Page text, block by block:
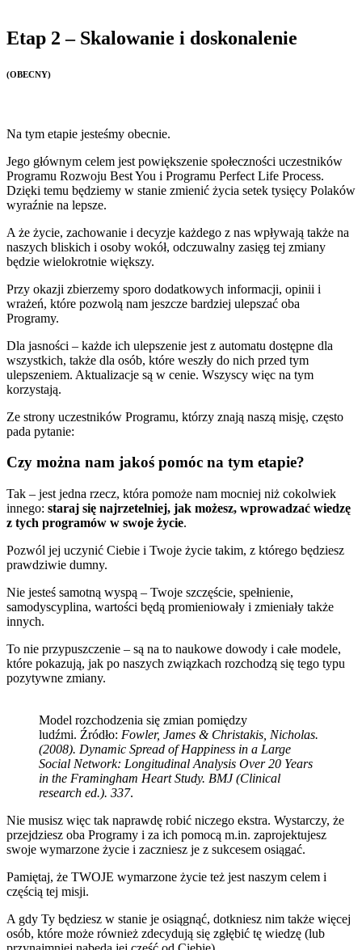
Etap 2 – Skalowanie i doskonalenie
(OBECNY)
Na tym etapie jesteśmy obecnie.
Jego głównym celem jest powiększenie społeczności uczestników
Programu Rozwoju Best You i Programu Perfect Life Process.
Dzięki temu będziemy w stanie zmienić życia setek tysięcy Polaków
wyraźnie na lepsze.
A że życie, zachowanie i decyzje każdego z nas wpływają także na
naszych bliskich i osoby wokół, odczuwalny zasięg tej zmiany
będzie wielokrotnie większy.
Przy okazji zbierzemy sporo dodatkowych informacji, opinii i
wrażeń, które pozwolą nam jeszcze bardziej ulepszać oba
Programy.
Dla jasności – każde ich ulepszenie jest z automatu dostępne dla
wszystkich, także dla osób, które weszły do nich przed tym
ulepszeniem. Aktualizacje są w cenie. Wszyscy więc na tym
korzystają.
Ze strony uczestników Programu, którzy znają naszą misję, często
pada pytanie:
Czy można nam jakoś pomóc na tym etapie?
Tak – jest jedna rzecz, która pomoże nam mocniej niż cokolwiek
innego: staraj się najrzetelniej, jak możesz, wprowadzać wiedzę
z tych programów w swoje życie.
Pozwól jej uczynić Ciebie i Twoje życie takim, z którego będziesz
prawdziwie dumny.
Nie jesteś samotną wyspą – Twoje szczęście, spełnienie,
samodyscyplina, wartości będą promieniowały i zmieniały także
innych.
To nie przypuszczenie – są na to naukowe dowody i całe modele,
które pokazują, jak po naszych związkach rozchodzą się tego typu
pozytywne zmiany.
Model rozchodzenia się zmian pomiędzy
ludźmi. Źródło: Fowler, James & Christakis, Nicholas.
(2008). Dynamic Spread of Happiness in a Large
Social Network: Longitudinal Analysis Over 20 Years
in the Framingham Heart Study. BMJ (Clinical
research ed.). 337.
Nie musisz więc tak naprawdę robić niczego ekstra. Wystarczy, że
przejdziesz oba Programy i za ich pomocą m.in. zaprojektujesz
swoje wymarzone życie i zaczniesz je z sukcesem osiągać.
Pamiętaj, że TWOJE wymarzone życie też jest naszym celem i
częścią tej misji.
A gdy Ty będziesz w stanie je osiągnąć, dotkniesz nim także więcej
osób, które może również zdecydują się zgłębić tę wiedzę (lub